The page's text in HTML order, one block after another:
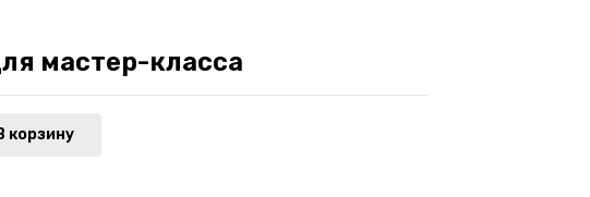
мастер-класса
корзину